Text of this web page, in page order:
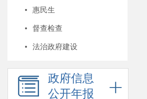
惠民生
督查检查
法治政府建设
政府信息
公开年报